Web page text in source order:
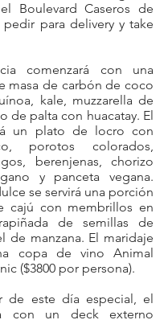
Boulevard Caseros de
pedir para delivery y take
comenzará con una
masa de carbón de coco
kale, muzzarella de
de palta con huacatay. El
un plato de locro con
porotos colorados,
berenjenas, chorizo
y panceta vegana.
se servirá una porción
cajú con membrillos en
de semillas de
de manzana. El maridaje
copa de vino Animal
($3800 por persona).
de este día especial, el
con un deck externo